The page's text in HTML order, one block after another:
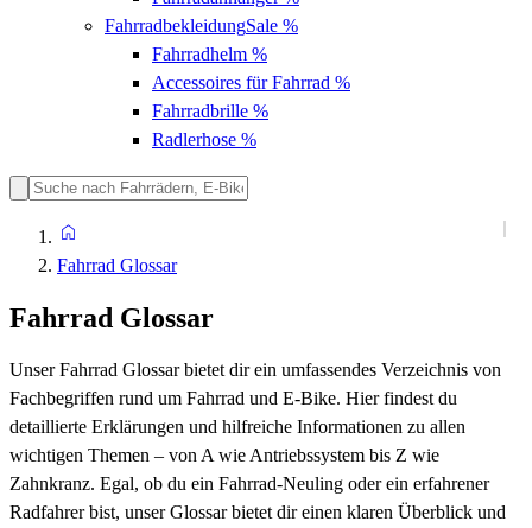
FahrradbekleidungSale %
Fahrradhelm %
Accessoires für Fahrrad %
Fahrradbrille %
Radlerhose %
Fahrrad Glossar
Fahrrad Glossar
Unser Fahrrad Glossar bietet dir ein umfassendes Verzeichnis von
Fachbegriffen rund um Fahrrad und E-Bike. Hier findest du
detaillierte Erklärungen und hilfreiche Informationen zu allen
wichtigen Themen – von A wie Antriebssystem bis Z wie
Zahnkranz. Egal, ob du ein Fahrrad-Neuling oder ein erfahrener
Radfahrer bist, unser Glossar bietet dir einen klaren Überblick und